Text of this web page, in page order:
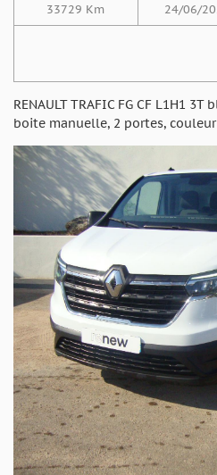
33729 Km 24/06/
RENAULT TRAFIC FG CF L1H1 3T
boite manuelle, 2 portes, couleur